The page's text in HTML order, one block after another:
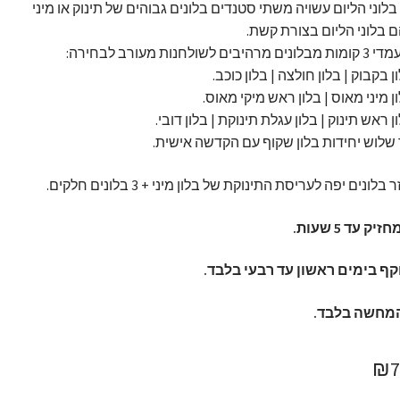
הליום עשויה משתי סטנדים בלונים גבוהים של תינוק או מיני
בלוני הליום בצורת קשת.
בקבוק | בלון חולצה | בלון כוכב.
מיני מאוס | בלון ראש מיקי מאוס.
ראש תינוק | בלון עגלת תינוקת | בלון דובי.
שלוש יחידות בלון שקוף עם הקדשה אישית.
יפה לעריסת התינוקת של בלון מיני + 3 בלונים חלקים.
עד 5 שעות.
בימים ראשון עד רבעי בלבד.
בלבד.
₪